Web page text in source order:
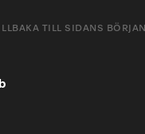
TILL SIDANS BÖRJAN